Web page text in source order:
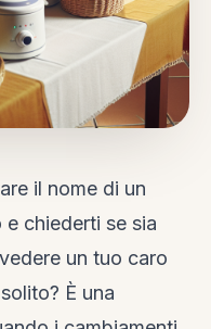
il nome di un
chiederti se sia
un tuo caro
È una